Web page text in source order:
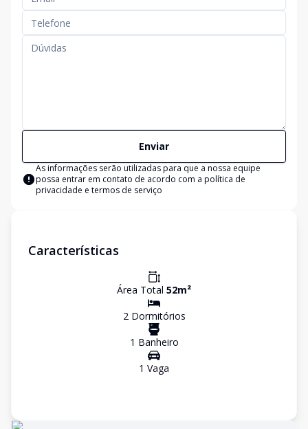
Enviar
As informações serão utilizadas para que a nossa equipe
possa entrar em contato de acordo com a política de
privacidade e termos de serviço
Características
Área Total 52m²
2Dormitórios
1 Banheiro
1 Vaga